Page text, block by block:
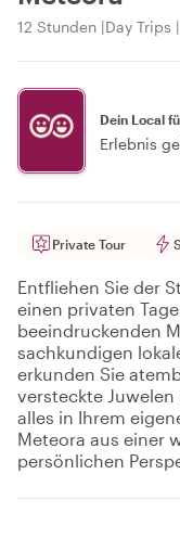
12 Stunden Day Trips
Dein Local
Erlebnis
Private Tour
Entfliehen Sie der
einen privaten
beeindruckenden
sachkundigen
erkunden Sie
versteckte
alles in Ihrem
Meteora aus einer
persönlichen